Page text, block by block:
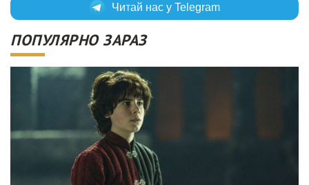
Читай нас у Telegram
ПОПУЛЯРНО ЗАРАЗ